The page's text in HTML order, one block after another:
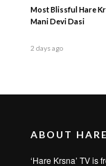
Most Blissful Hare
Mani Devi Dasi
2 days ago
ABOUT
‘Hare Krsna’ TV is